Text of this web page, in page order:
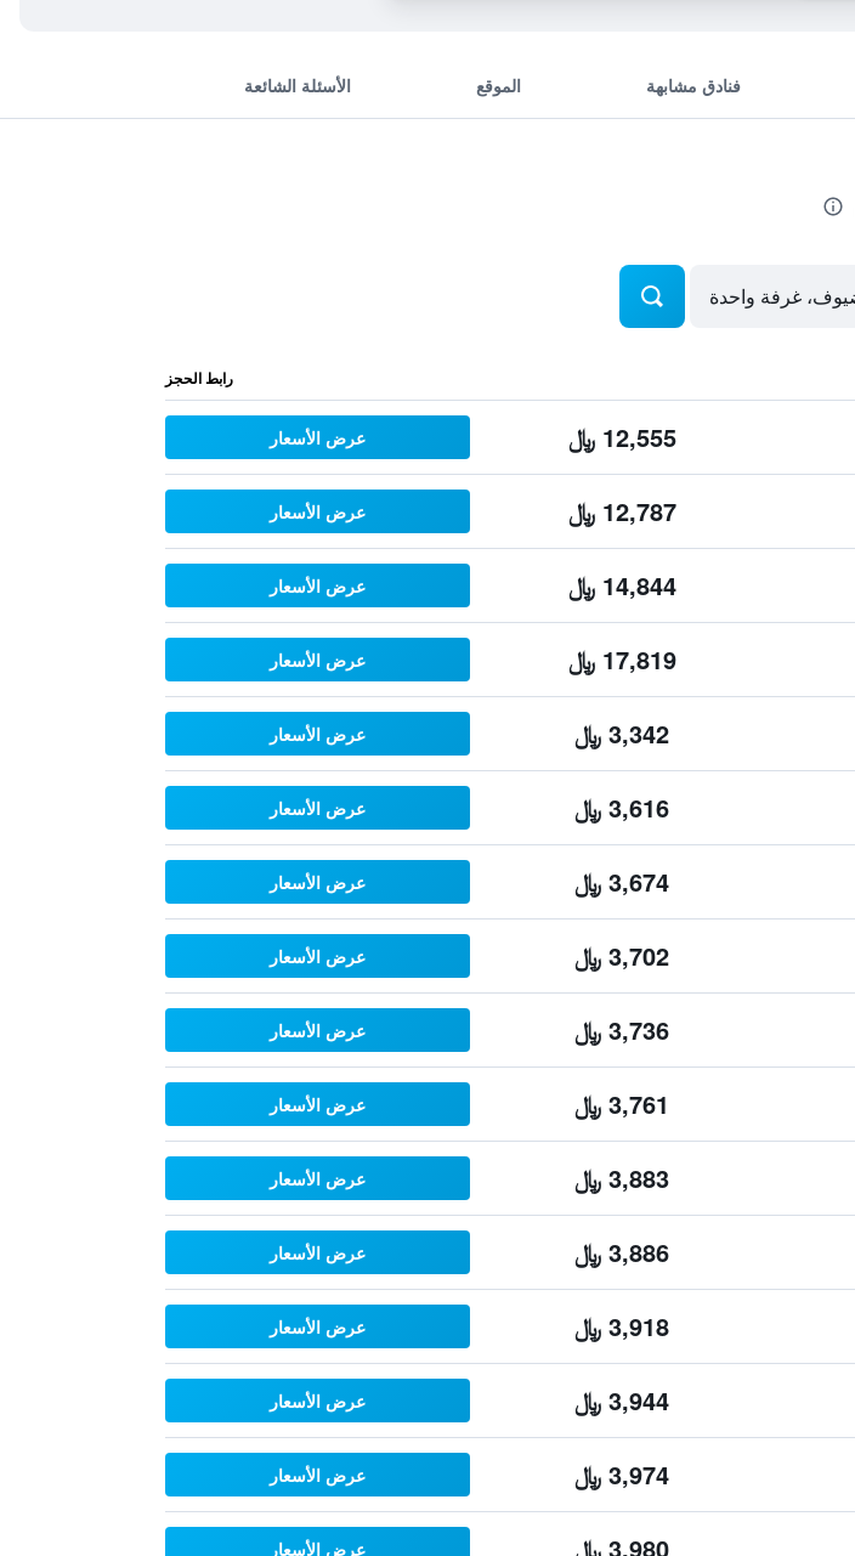
فنادق مشابهة الموقع الأسئلة الشائعة
رابط الحجز
12,555 ﷼ عرض الأسعار
12,787 ﷼ عرض الأسعار
14,844 ﷼ عرض الأسعار
17,819 ﷼ عرض الأسعار
3,342 ﷼ عرض الأسعار
3,616 ﷼ عرض الأسعار
3,674 ﷼ عرض الأسعار
3,702 ﷼ عرض الأسعار
3,736 ﷼ عرض الأسعار
3,761 ﷼ عرض الأسعار
3,883 ﷼ عرض الأسعار
3,886 ﷼ عرض الأسعار
3,918 ﷼ عرض الأسعار
3,944 ﷼ عرض الأسعار
3,974 ﷼ عرض الأسعار
3,980 ﷼ عرض الأسعار